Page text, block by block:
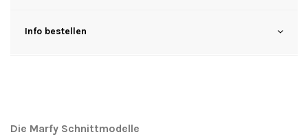
Info bestellen
Die Marfy Schnittmodelle